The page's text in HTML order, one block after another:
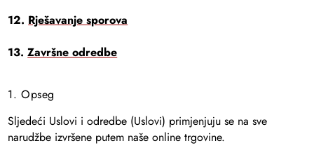
12. Rješavanje sporova
13. Završne odredbe
1. Opseg
Sljedeći Uslovi i odredbe (Uslovi) primjenjuju se na sve
narudžbe izvršene putem naše online trgovine.